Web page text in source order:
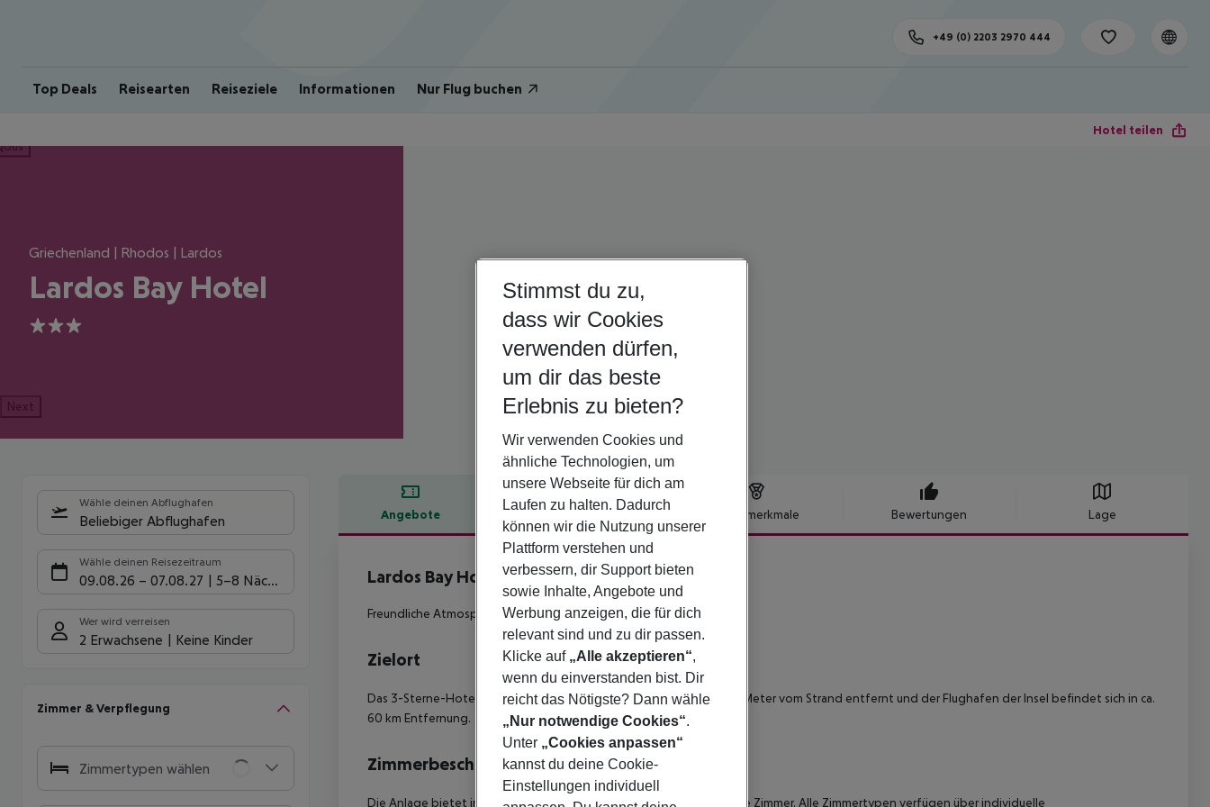
Top Deals Reisearten Reiseziele Informationen Nur Flug buchen
+49 (0) 2203 2970 444
Hotel teilen
Griechenland | Rhodos | Lardos
Lardos Bay Hotel
3
Next
Wähle deinen Abflughafen
Beliebiger Abflughafen
Wähle deinen Reisezeitraum
09.08.26 – 07.08.27 5-8 Nächte
Wer wird verreisen
2 Erwachsene Keine Kinder
Zimmer & Verpflegung
Zimmertypen wählen
Angebote Hotelbeschreibung Hotelmerkmale Bewertungen Lage
Hotelbeschreibung
Lardos Bay Hotel
3
Freundliche Atmosphäre für Gross und Klein!
Zielort
Das 3-Sterne-Hotel befindet sich in Lardos auf Rhodos, ist nur 200 Meter vom Strand entfernt und der Flughafen der Insel befindet sich in ca.
60 km Entfernung.
Zimmerbeschreibung
Die Anlage bietet insgesamt 119 hell und komfortable ausgestattete Zimmer. Alle Zimmertypen verfügen über individuelle
Stimmst du zu,
dass wir Cookies
verwenden dürfen,
um dir das beste
Erlebnis zu bieten?
Wir verwenden Cookies und
ähnliche Technologien, um
unsere Webseite für dich am
Laufen zu halten. Dadurch
können wir die Nutzung unserer
Plattform verstehen und
verbessern, dir Support bieten
sowie Inhalte, Angebote und
Werbung anzeigen, die für dich
relevant sind und zu dir passen.
Klicke auf „Alle akzeptieren“,
wenn du einverstanden bist. Dir
reicht das Nötigste? Dann wähle
„Nur notwendige Cookies“.
Unter „Cookies anpassen“
kannst du deine Cookie-
Einstellungen individuell